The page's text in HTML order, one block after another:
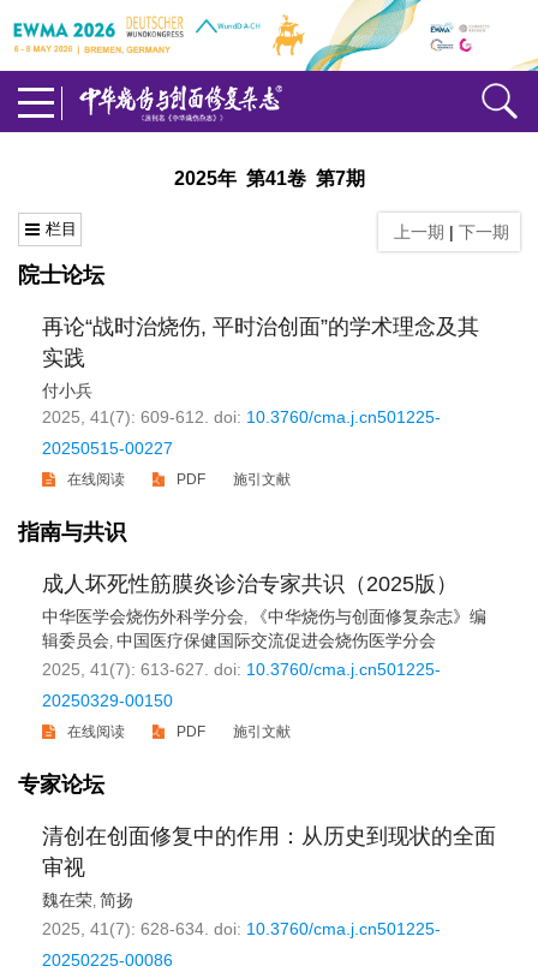
2025年 第41卷 第7期
栏目 上一期 | 下一期
院士论坛
再论“战时治烧伤, 平时治创面”的学术理念及其
实践
付小兵
2025, 41(7): 609-612. doi: 10.3760/cma.j.cn501225-
20250515-00227
在线阅读 PDF 施引文献
指南与共识
成人坏死性筋膜炎诊治专家共识（2025版）
中华医学会烧伤外科学分会,
《中华烧伤与创面修复杂志》编
辑委员会, 中国医疗保健国际交流促进会烧伤医学分会
2025, 41(7): 613-627. doi: 10.3760/cma.j.cn501225-
20250329-00150
在线阅读 PDF 施引文献
专家论坛
清创在创面修复中的作用：从历史到现状的全面
审视
魏在荣, 简扬
2025, 41(7): 628-634. doi: 10.3760/cma.j.cn501225-
20250225-00086